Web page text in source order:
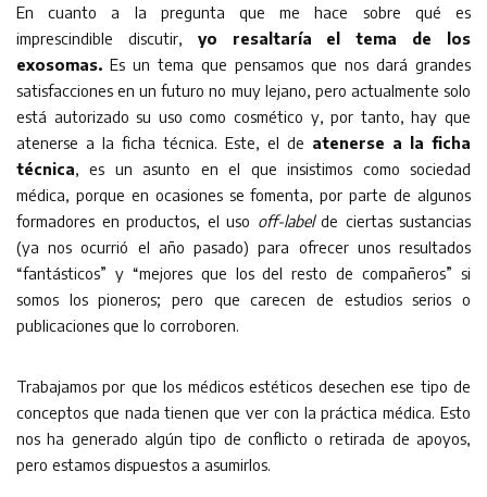
En cuanto a la pregunta que me hace sobre qué es
imprescindible discutir, yo resaltaría el tema de los
exosomas. Es un tema que pensamos que nos dará grandes
satisfacciones en un futuro no muy lejano, pero actualmente solo
está autorizado su uso como cosmético y, por tanto, hay que
atenerse a la ficha técnica. Este, el de atenerse a la ficha
técnica, es un asunto en el que insistimos como sociedad
médica, porque en ocasiones se fomenta, por parte de algunos
formadores en productos, el uso off-labelde ciertas sustancias
(ya nos ocurrió el año pasado) para ofrecer unos resultados
“fantásticos” y “mejores que los del resto de compañeros” si
somos los pioneros; pero que carecen de estudios serios o
publicaciones que lo corroboren.
Trabajamos por que los médicos estéticos desechen ese tipo de
conceptos que nada tienen que ver con la práctica médica. Esto
nos ha generado algún tipo de conflicto o retirada de apoyos,
pero estamos dispuestos a asumirlos.